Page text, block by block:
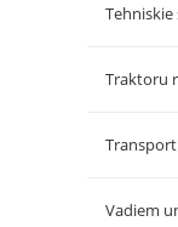
Traktoru
Vadiem